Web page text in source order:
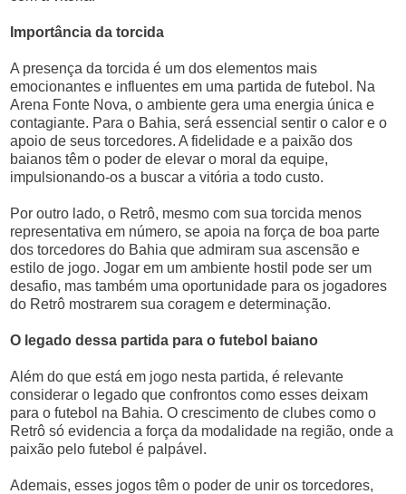
Importância da torcida
A presença da torcida é um dos elementos mais
emocionantes e influentes em uma partida de futebol. Na
Arena Fonte Nova, o ambiente gera uma energia única e
contagiante. Para o Bahia, será essencial sentir o calor e o
apoio de seus torcedores. A fidelidade e a paixão dos
baianos têm o poder de elevar o moral da equipe,
impulsionando-os a buscar a vitória a todo custo.
Por outro lado, o Retrô, mesmo com sua torcida menos
representativa em número, se apoia na força de boa parte
dos torcedores do Bahia que admiram sua ascensão e
estilo de jogo. Jogar em um ambiente hostil pode ser um
desafio, mas também uma oportunidade para os jogadores
do Retrô mostrarem sua coragem e determinação.
O legado dessa partida para o futebol baiano
Além do que está em jogo nesta partida, é relevante
considerar o legado que confrontos como esses deixam
para o futebol na Bahia. O crescimento de clubes como o
Retrô só evidencia a força da modalidade na região, onde a
paixão pelo futebol é palpável.
Ademais, esses jogos têm o poder de unir os torcedores,